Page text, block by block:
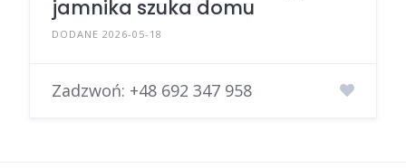
jamnika szuka domu
DODANE 2026-05-18
Zadzwoń: +48 692 347 958